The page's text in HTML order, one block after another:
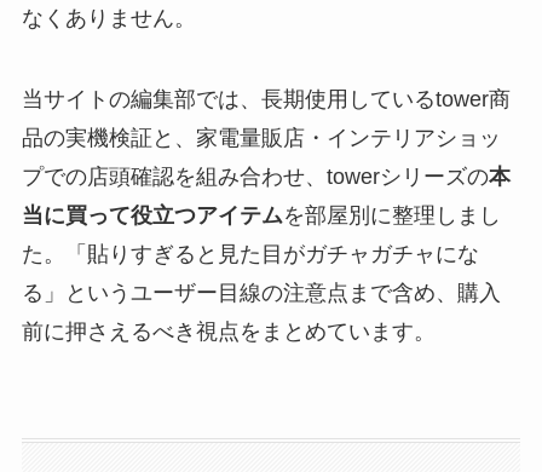
なくありません。
当サイトの編集部では、長期使用しているtower商
品の実機検証と、家電量販店・インテリアショッ
プでの店頭確認を組み合わせ、towerシリーズの本
当に買って役立つアイテムを部屋別に整理しまし
た。「貼りすぎると見た目がガチャガチャにな
る」というユーザー目線の注意点まで含め、購入
前に押さえるべき視点をまとめています。